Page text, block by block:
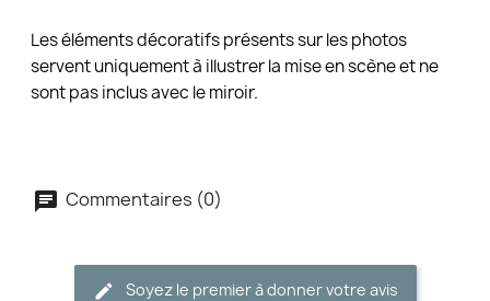
Les éléments décoratifs présents sur les photos
servent uniquement à illustrer la mise en scène et ne
sont pas inclus avec le miroir.
Commentaires (0)
Soyez le premier à donner votre avis